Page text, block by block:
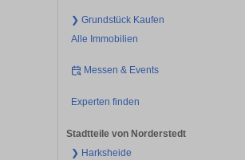
❯ Grundstück Kaufen
Alle Immobilien
Messen & Events
Experten finden
Stadtteile von Norderstedt
❯ Harksheide